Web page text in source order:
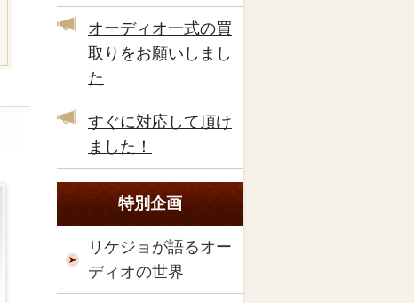
オーディオ一式の買
取りをお願いしまし
た
すぐに対応して頂け
ました！
特別企画
リケジョが語るオー
ディオの世界